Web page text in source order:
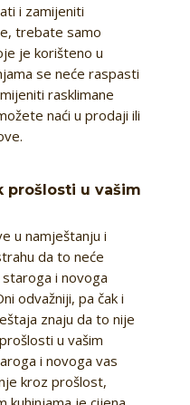
i zamijeniti
trebate samo
je korišteno u
se neće raspasti
rasklimane
naći u prodaji ili
prošlosti u vašim
u namještanju i
da to neće
i novoga
odvažniji, pa čak i
znaju da to nije
u vašim
i novoga vas
kroz prošlost,